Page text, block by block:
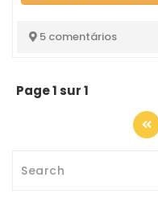
5 comentários
Page 1 sur 1